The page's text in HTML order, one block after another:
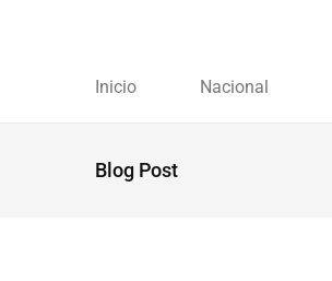
Inicio Nacional
Blog Post